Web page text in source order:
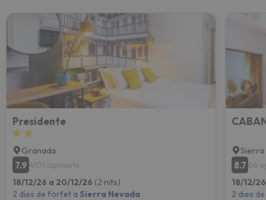
Presidente
Granada
7.9 4101 opinions
18/12/26 a 20/12/26 (2 nits)
2 dies de forfet a Sierra Nevada
8.7 66
18/12/
2 dies